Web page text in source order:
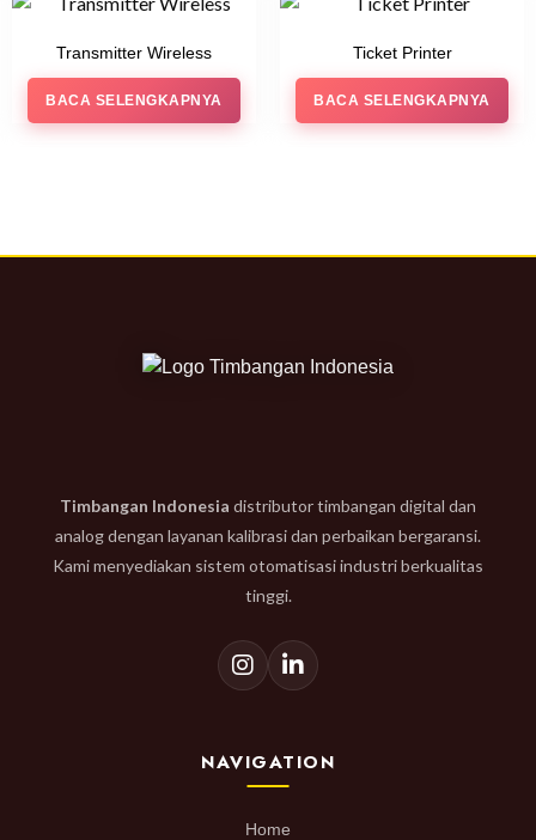
Transmitter Wireless
BACA SELENGKAPNYA
Ticket Printer
BACA SELENGKAPNYA
Timbangan Indonesia distributor timbangan digital dan
analog dengan layanan kalibrasi dan perbaikan bergaransi.
Kami menyediakan sistem otomatisasi industri berkualitas
tinggi.
NAVIGATION
Home